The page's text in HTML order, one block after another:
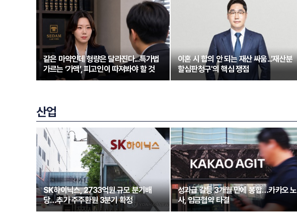
같은 마약인데 형량은 달라진다...특가법
가르는 ‘가액’, 피고인이 따져봐야 할 것
이혼 시 합의 안 되는 재산 싸움...'재산분
할심판청구'의 핵심 쟁점
산업
SK하이닉스, 2733억원 규모 분기배
당…추가 주주환원 3분기 확정
성과급 갈등 3개월 만에 봉합…카카오 노
사, 임금협약 타결